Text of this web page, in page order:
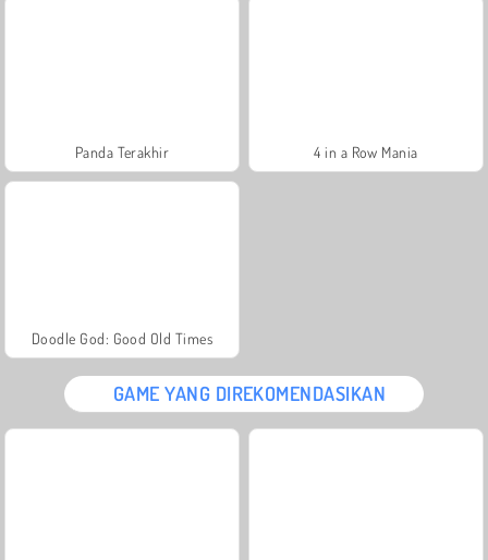
Panda Terakhir 4 in a Row Mania
Doodle God: Good Old Times
GAME YANG DIREKOMENDASIKAN